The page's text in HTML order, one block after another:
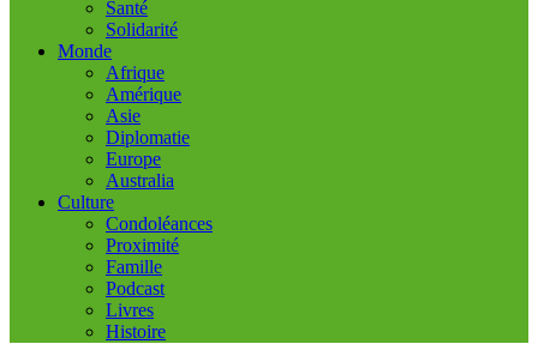
Santé
Solidarité
Monde
Afrique
Amérique
Asie
Diplomatie
Europe
Australia
Culture
Condoléances
Proximité
Famille
Podcast
Livres
Histoire